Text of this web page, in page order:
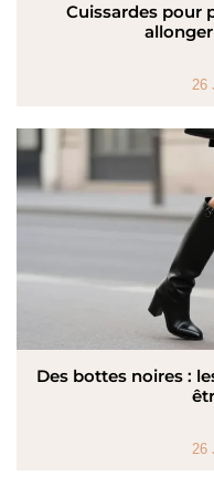
Cuissardes pour
26
Des bottes noires :
26